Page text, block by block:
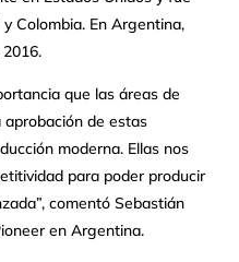
Colombia. En Argentina,
que las áreas de
de estas
moderna. Ellas nos
para poder producir
comentó Sebastián
en Argentina.